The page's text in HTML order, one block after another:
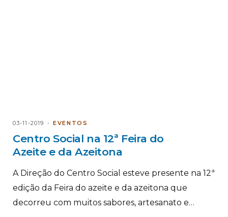
03-11-2019 EVENTOS
Centro Social na 12ª Feira do
Azeite e da Azeitona
A Direção do Centro Social esteve presente na 12ª
edição da Feira do azeite e da azeitona que
decorreu com muitos sabores, artesanato e…